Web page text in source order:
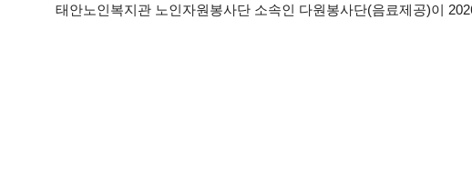
태안노인복지관 노인자원봉사단 소속인 다원봉사단(음료제공)이